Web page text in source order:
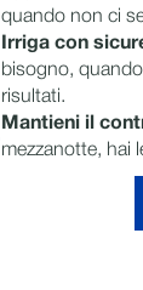
quando non ci
Irriga con
bisogno,
risultati.
Mantieni il
mezzanotte, hai